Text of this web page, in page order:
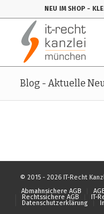
NEU IM SHOP -
Blog - Aktuelle
© 2015 - 2026 IT-Recht
Abmahnsichere AGB
Rechtssichere AGB IT-
Datenschutzerklärung